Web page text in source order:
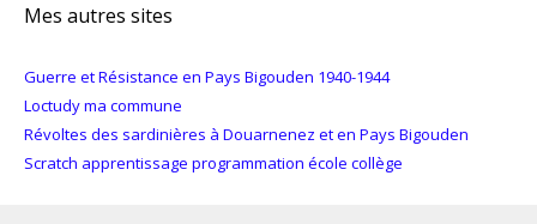
Mes autres sites
Guerre et Résistance en Pays Bigouden 1940-1944
Loctudy ma commune
Révoltes des sardinières à Douarnenez et en Pays Bigouden
Scratch apprentissage programmation école collège